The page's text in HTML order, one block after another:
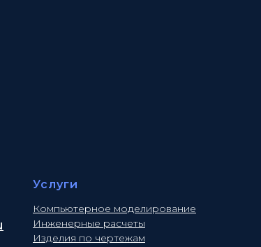
Услуги
Компьютерное моделирование
Инженерные расчеты
Изделия по чертежам